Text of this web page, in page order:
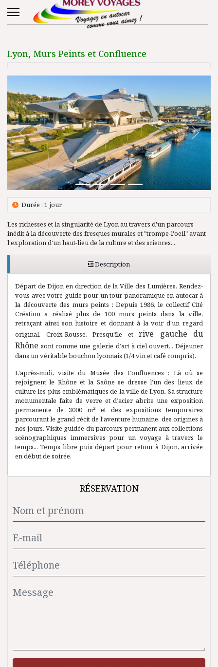
Lyon, Murs Peints et Confluence
Précédent Suivant
Durée : 1 jour
Les richesses et la singularité de Lyon au travers d'un parcours
inédit à la découverte des fresques murales et "trompe-l'oeil" avant
l'exploration d'un haut-lieu de la culture et des sciences...
Description
Départ de Dijon en direction de la Ville des Lumières. Rendez-
vous avec votre guide pour un tour panoramique en autocar à
la découverte des murs peints : Depuis 1986, le collectif Cité
Création a réalisé plus de 100 murs peints dans la ville,
retraçant ainsi son histoire et donnant à la voir d'un regard
original. Croix-Rousse, Presqu'île et rive gauche du
Rhônesont comme une galerie d’art à ciel ouvert... Déjeuner
dans un véritable bouchon lyonnais (1/4 vin et café compris).
L'après-midi, visite du Musée des Confluences : Là où se
rejoignent le Rhône et la Saône se dresse l’un des lieux de
culture les plus emblématiques de la ville de Lyon. Sa structure
monumentale faite de verre et d’acier abrite une exposition
permanente de 3000 m² et des expositions temporaires
parcourant le grand récit de l’aventure humaine, des origines à
nos jours. Visite guidée du parcours permanent aux collections
scénographiques immersives pour un voyage à travers le
temps... Temps libre puis départ pour retour à Dijon, arrivée
en début de soirée.
RÉSERVATION